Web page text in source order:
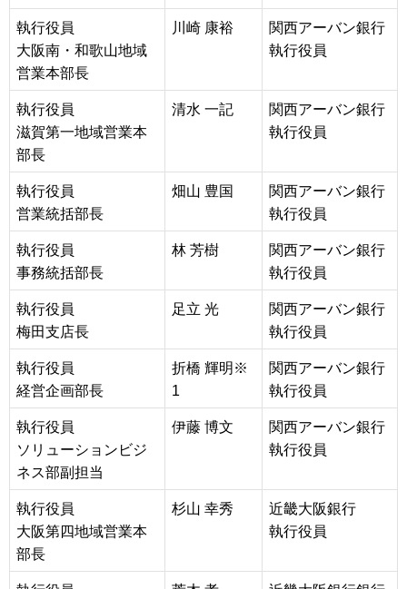
執行役員
大阪南・和歌山地域
営業本部長
川崎 康裕
関西アーバン銀行
執行役員
執行役員
滋賀第一地域営業本
部長
清水 一記
関西アーバン銀行
執行役員
執行役員
営業統括部長
畑山 豊国
関西アーバン銀行
執行役員
執行役員
事務統括部長
林 芳樹
関西アーバン銀行
執行役員
執行役員
梅田支店長
足立 光
関西アーバン銀行
執行役員
執行役員
経営企画部長
折橋 輝明※
1
関西アーバン銀行
執行役員
執行役員
ソリューションビジ
ネス部副担当
伊藤 博文
関西アーバン銀行
執行役員
執行役員
大阪第四地域営業本
部長
杉山 幸秀
近畿大阪銀行
執行役員